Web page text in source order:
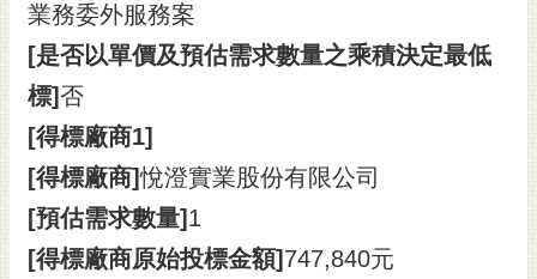
業務委外服務案
[是否以單價及預估需求數量之乘積決定最低
標]否
[得標廠商1]
[得標廠商]悅澄實業股份有限公司
[預估需求數量] 1
[得標廠商原始投標金額] 747,840元